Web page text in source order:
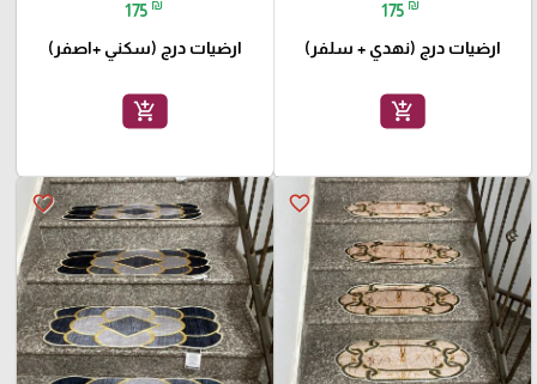
🎓
175 ₪
ارضيات درج (نهدي + سلفر)
add_shopping_cart
175 ₪
ارضيات درج (سكني +اصفر)
add_shopping_cart
favorite_border
favorite_border